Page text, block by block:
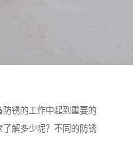
防锈的工作中起到重要的
解多少呢？不同的防锈